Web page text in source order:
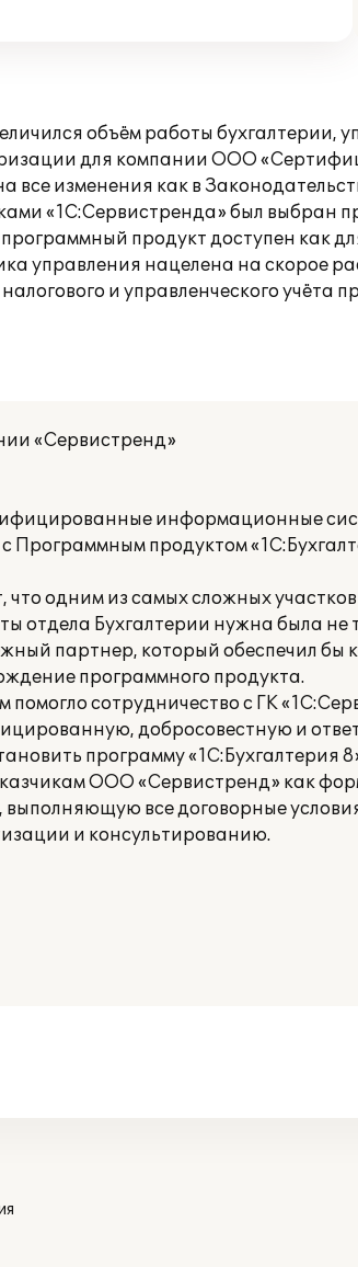
объём работы бухгалтерии,
для компании ООО
изменения как в
«1С:Сервистренда» был выбран
продукт доступен как
управления нацелена на скорое
и управленческого учёта
«Сервистренд»
информационные
Программным продуктом
одним из самых сложных участков
отдела Бухгалтерии нужна была не
партнер, который обеспечил бы
программного продукта.
помогло сотрудничество с ГК
добросовестную и
программу «1С:Бухгалтерия
ООО «Сервистренд» как
все договорные
и консультированию.